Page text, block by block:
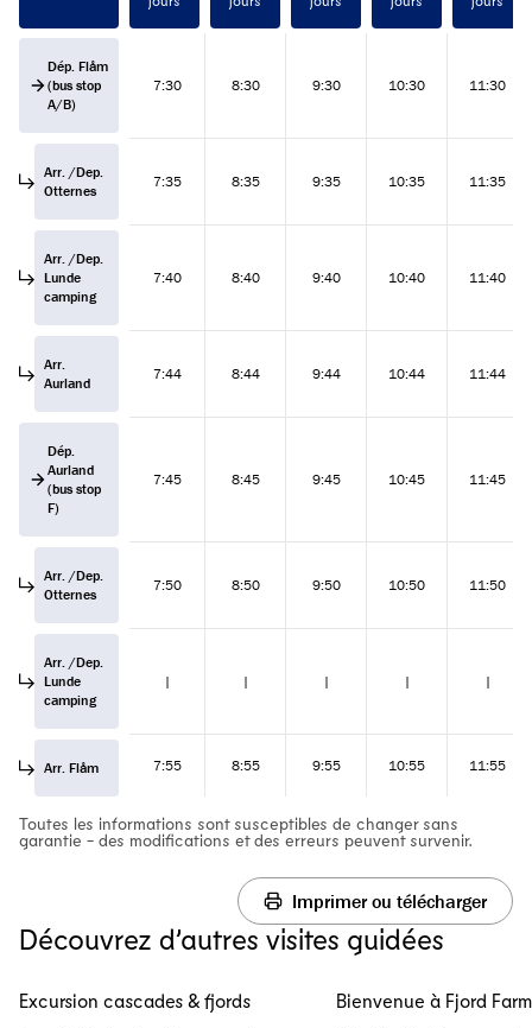
Dép. Flåm
(bus stop
A/B)
7:30 8:30 9:30 10:30 11:30
Arr. /Dep.
Otternes
7:35 8:35 9:35 10:35 11:35
Arr. /Dep.
Lunde
camping
7:40 8:40 9:40 10:40 11:40
Arr.
Aurland
7:44 8:44 9:44 10:44 11:44
Dép.
Aurland
(bus stop
F)
7:45 8:45 9:45 10:45 11:45
Arr. /Dep.
Otternes
7:50 8:50 9:50 10:50 11:50
Arr. /Dep.
Lunde
camping
| | | | |
Arr. Flåm 7:55 8:55 9:55 10:55 11:55
Toutes les informations sont susceptibles de changer sans
garantie - des modifications et des erreurs peuvent survenir.
Imprimer ou télécharger
Découvrez d’autres visites guidées
Excursion cascades & fjords Bienvenue à Fjord Farm